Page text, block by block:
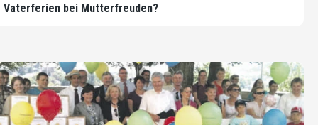
Vaterferien bei Mutterfreuden?